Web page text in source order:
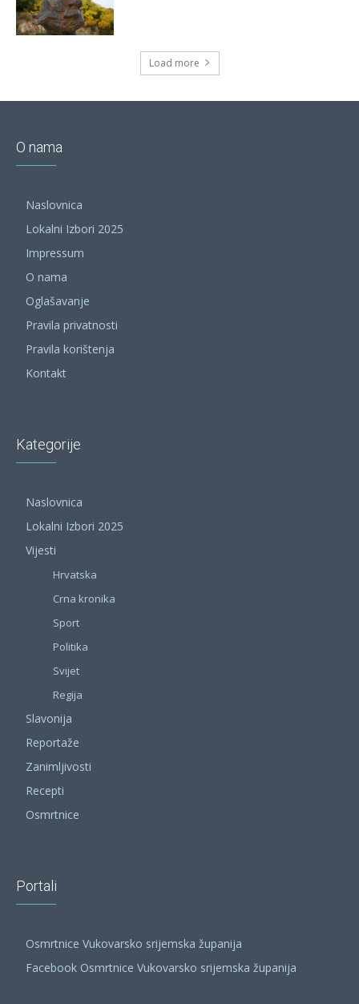
Load more
O nama
Naslovnica
Lokalni Izbori 2025
Impressum
O nama
Oglašavanje
Pravila privatnosti
Pravila korištenja
Kontakt
Kategorije
Naslovnica
Lokalni Izbori 2025
Vijesti
Hrvatska
Crna kronika
Sport
Politika
Svijet
Regija
Slavonija
Reportaže
Zanimljivosti
Recepti
Osmrtnice
Portali
Osmrtnice Vukovarsko srijemska županija
Facebook Osmrtnice Vukovarsko srijemska županija